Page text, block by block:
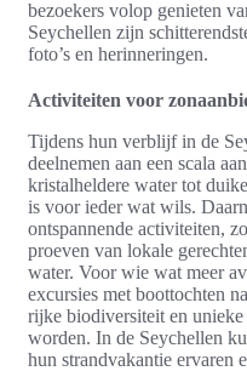
bezoekers volop genieten
Seychellen zijn
foto’s en herinneringen.
Activiteiten voor
Tijdens hun verblijf in de
deelnemen aan een scala
kristalheldere water tot
is voor ieder wat wils.
ontspannende activiteiten,
proeven van lokale
water. Voor wie wat meer
excursies met boottochten
rijke biodiversiteit en
worden. In de Seychellen
hun strandvakantie ervaren